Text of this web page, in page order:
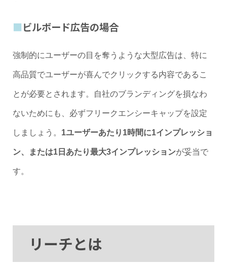
ビルボード広告の場合
強制的にユーザーの目を奪うような大型広告は、特に
高品質でユーザーが喜んでクリックする内容であるこ
とが必要とされます。自社のブランディングを損なわ
ないためにも、必ずフリークエンシーキャップを設定
しましょう。 1ユーザーあたり1時間に1インプレッショ
ン、または1日あたり最大3インプレッションが妥当で
す。
リーチとは